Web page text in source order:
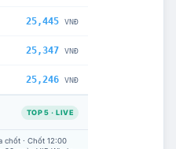
25,445 VNĐ
25,347 VNĐ
25,246 VNĐ
TOP 5 · LIVE
chốt · Chốt 12:00